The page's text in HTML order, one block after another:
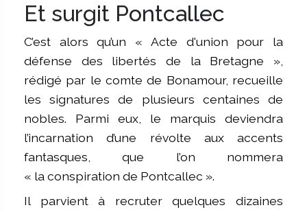
Et surgit Pontcallec
C’est alors qu’un « Acte d'union pour la
défense des libertés de la Bretagne »,
rédigé par le comte de Bonamour, recueille
les signatures de plusieurs centaines de
nobles. Parmi eux, le marquis deviendra
l’incarnation d’une révolte aux accents
fantasques, que l’on nommera
« la conspiration de Pontcallec ».
Il parvient à recruter quelques dizaines